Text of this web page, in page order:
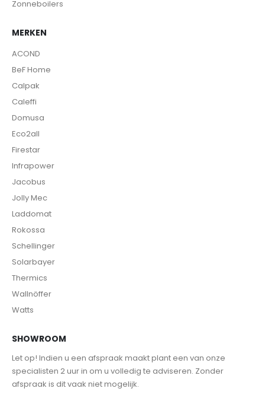
Zonneboilers
MERKEN
ACOND
BeF Home
Calpak
Caleffi
Domusa
Eco2all
Firestar
Infrapower
Jacobus
Jolly Mec
Laddomat
Rokossa
Schellinger
Solarbayer
Thermics
Wallnöffer
Watts
SHOWROOM
Let op! Indien u een afspraak maakt plant een van onze
specialisten 2 uur in om u volledig te adviseren. Zonder
afspraak is dit vaak niet mogelijk.